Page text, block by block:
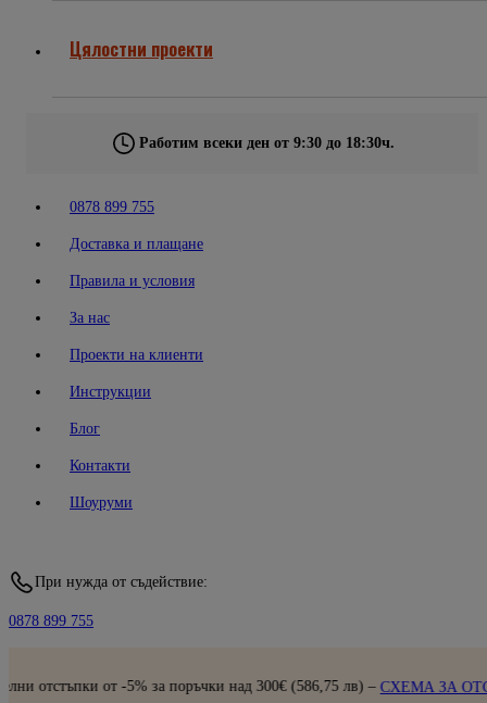
Цялостни проекти
Работим всеки ден от 9:30 до 18:30ч.
0878 899 755
Доставка и плащане
Правила и условия
За нас
Проекти на клиенти
Инструкции
Блог
Контакти
Шоуруми
При нужда от съдействие:
0878 899 755
от -5% за поръчки над 300€ (586,75 лв) –СХЕМА ЗА